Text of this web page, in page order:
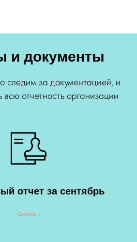
и документы
следим за документацией, и
всю отчетность организации
отчет за сентябрь
Скачать ↓